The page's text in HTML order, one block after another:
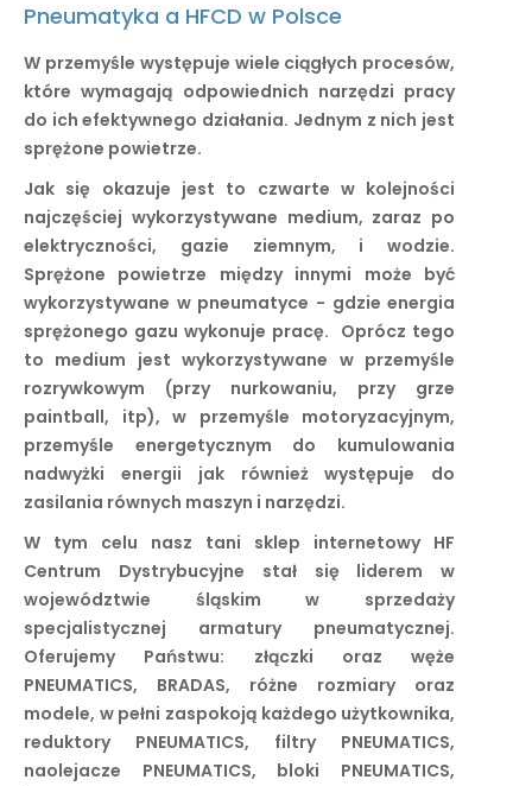
Pneumatyka a HFCD w Polsce
W przemyśle występuje wiele ciągłych procesów,
które wymagają odpowiednich narzędzi pracy
do ich efektywnego działania. Jednym z nich jest
sprężone powietrze.
Jak się okazuje jest to czwarte w kolejności
najczęściej wykorzystywane medium, zaraz po
elektryczności, gazie ziemnym, i wodzie.
Sprężone powietrze między innymi może być
wykorzystywane w pneumatyce - gdzie energia
sprężonego gazu wykonuje pracę. Oprócz tego
to medium jest wykorzystywane w przemyśle
rozrywkowym (przy nurkowaniu, przy grze
paintball, itp), w przemyśle motoryzacyjnym,
przemyśle energetycznym do kumulowania
nadwyżki energii jak również występuje do
zasilania równych maszyn i narzędzi.
W tym celu nasz tani sklep internetowy HF
Centrum Dystrybucyjne stał się liderem w
województwie śląskim w sprzedaży
specjalistycznej armatury pneumatycznej.
Oferujemy Państwu: złączki oraz węże
PNEUMATICS, BRADAS, różne rozmiary oraz
modele, w pełni zaspokoją każdego użytkownika,
reduktory PNEUMATICS, filtry PNEUMATICS,
naolejacze PNEUMATICS, bloki PNEUMATICS,